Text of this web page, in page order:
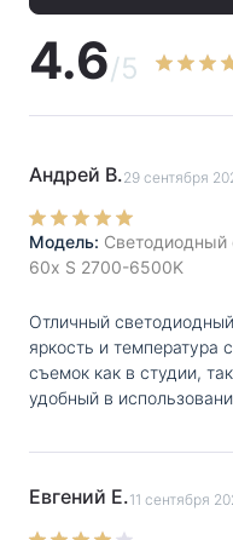
4.6/5
Андрей В.29 сентября
Модель: Светодиодный
60x S 2700-6500K
Отличный
яркость и температура
съемок как в студии,
удобный в
Евгений Е.11 сентября